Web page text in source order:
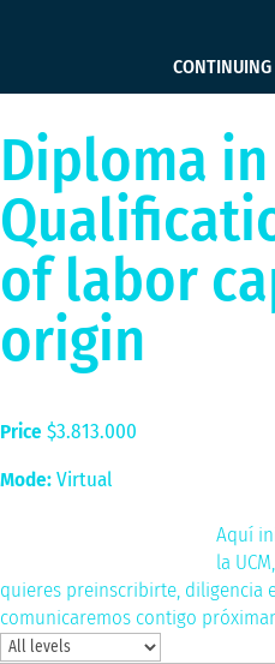
Diploma in
of labor
origin
Price $3.813.000
Mode:Virtual
Aquí
la
quieres preinscribirte, diligencia
comunicaremos contigo